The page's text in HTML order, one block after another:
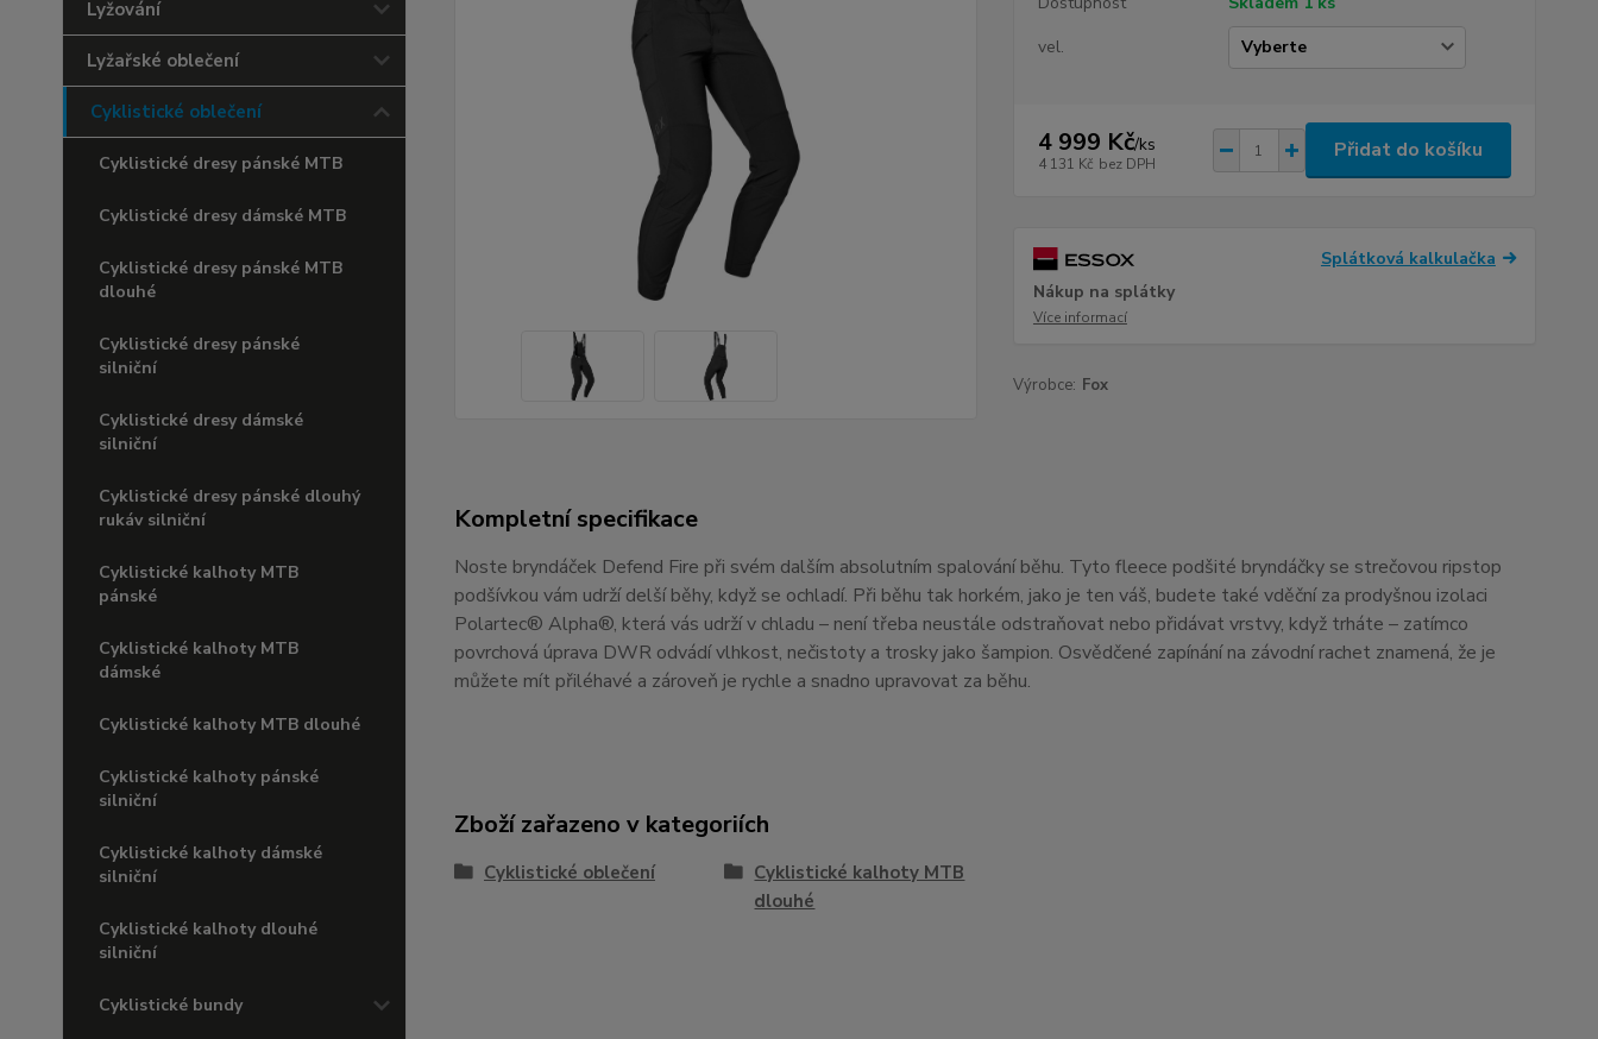
Lyžování
Lyžařské oblečení
Cyklistické oblečení
Cyklistické dresy pánské MTB
Cyklistické dresy dámské MTB
Cyklistické dresy pánské MTB
dlouhé
Cyklistické dresy pánské
silniční
Cyklistické dresy dámské
silniční
Cyklistické dresy pánské dlouhý
rukáv silniční
Cyklistické kalhoty MTB
pánské
Cyklistické kalhoty MTB
dámské
Cyklistické kalhoty MTB dlouhé
Cyklistické kalhoty pánské
silniční
Cyklistické kalhoty dámské
silniční
Cyklistické kalhoty dlouhé
silniční
Cyklistické bundy
vel.
4 999 Kč/ks
4 131 Kč bez DPH
Přidat do košíku
Splátková kalkulačka
Nákup na splátky
Více informací
Výrobce: Fox
Kompletní specifikace
Noste bryndáček Defend Fire při svém dalším absolutním spalování běhu. Tyto fleece podšité bryndáčky se strečovou ripstop
podšívkou vám udrží delší běhy, když se ochladí. Při běhu tak horkém, jako je ten váš, budete také vděční za prodyšnou izolaci
Polartec® Alpha®, která vás udrží v chladu – není třeba neustále odstraňovat nebo přidávat vrstvy, když trháte – zatímco
povrchová úprava DWR odvádí vlhkost, nečistoty a trosky jako šampion. Osvědčené zapínání na závodní rachet znamená, že je
můžete mít přiléhavé a zároveň je rychle a snadno upravovat za běhu.
Zboží zařazeno v kategoriích
Cyklistické oblečení
Cyklistické kalhoty MTB
dlouhé